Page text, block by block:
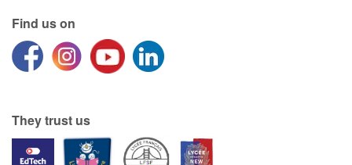
Find us on
They trust us